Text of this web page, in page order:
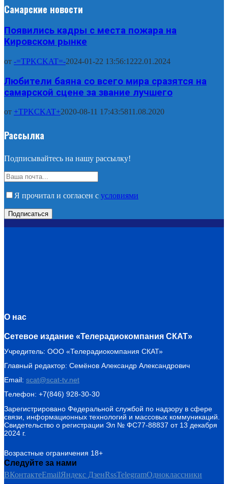
Самарские новости
Появились кадры с места пожара на
Кировском рынке
от -=TPKCKAT=-2024-01-22 13:56:1222.01.2024
Любители баяна со всего мира сразятся на
самарской сцене за звание лучшего
от +TPKCKAT+2020-08-11 17:43:5811.08.2020
Рассылка
Подписывайтесь на нашу рассылку!
Я прочитал и согласен с условиями
О нас
Сетевое издание «Телерадиокомпания СКАТ»
Учредитель: ООО «Телерадиокомпания СКАТ»
Главный редактор: Семёнов Александр Александрович
Email: scat@scat-tv.net
Телефон: +7(846) 928-30-30
Зарегистрировано Федеральной службой по надзору в сфере
связи, информационных технологий и массовых коммуникаций.
Свидетельство о регистрации Эл № ФС77-88837 от 13 декабря
2024 г.
Возрастные ограничения 18+
Следуйте за нами
ВКонтактеEmailЯндекс ДзенRssTelegramОдноклассники